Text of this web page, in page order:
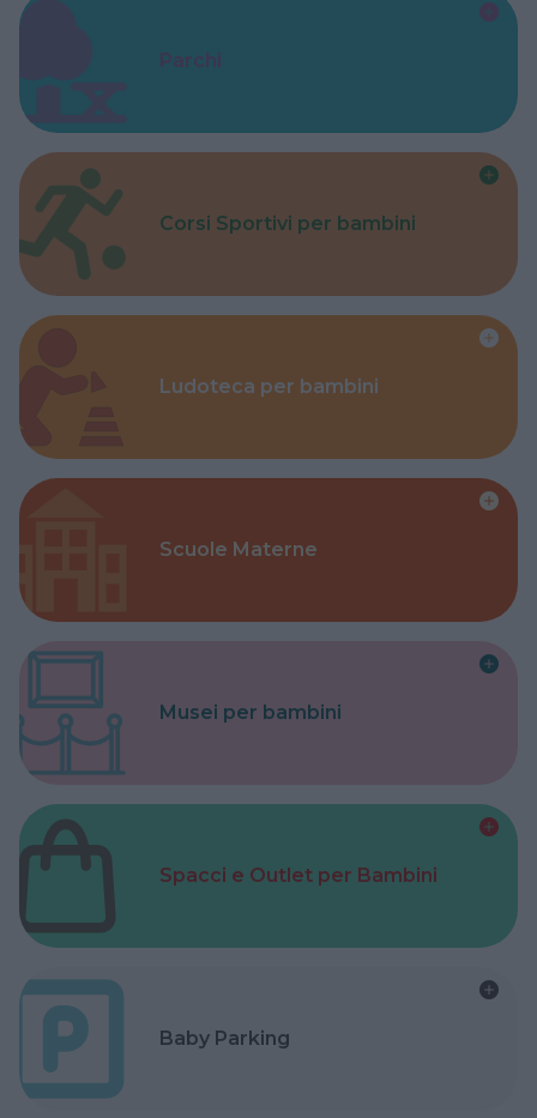
Parchi
Corsi Sportivi per bambini
Ludoteca per bambini
Scuole Materne
Musei per bambini
Spacci e Outlet per Bambini
Baby Parking